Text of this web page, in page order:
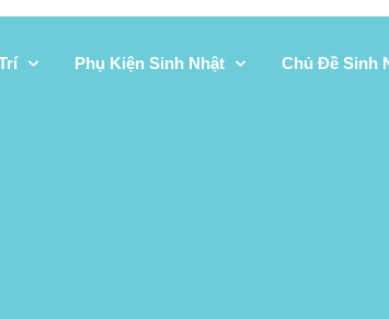
Phụ Kiện Sinh Nhật Chủ Đề Sinh